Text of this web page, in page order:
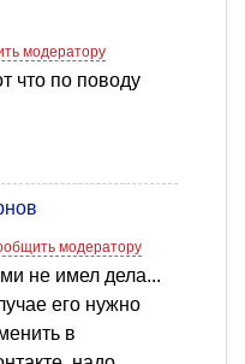
модератору
что по поводу
модератору
не имел дела...
его нужно
в